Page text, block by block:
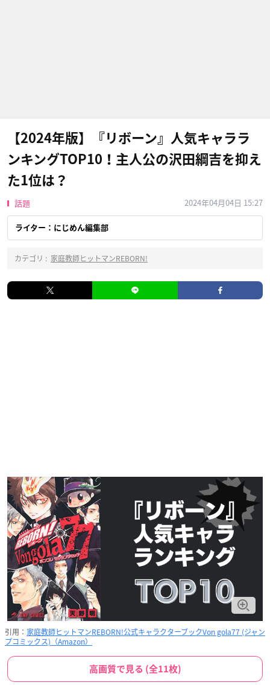
【2024年版】『リボーン』人気キャララ
ンキングTOP10！主人公の沢田綱吉を抑え
た1位は？
話題 2024年04月04日 15:27
ライター：にじめん編集部
カテゴリ : 家庭教師ヒットマンREBORN!
引用： 家庭教師ヒットマンREBORN!公式キャラクターブックVon gola77 (ジャン
プコミックス)（Amazon）
高画質で見る (全11枚)